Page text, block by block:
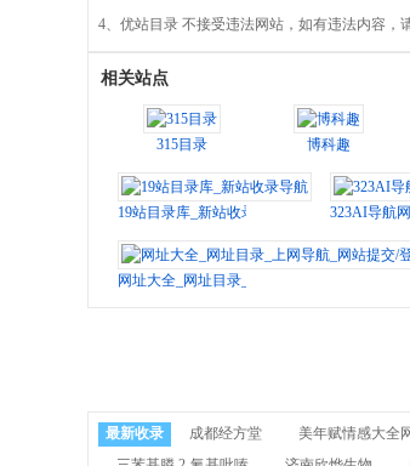
4、优站目录 不接受违法网站，如有违法内容，
相关站点
315目录 博科趣
19站目录库_新站收录导航 323AI导航
网址大全_网址目录_上网导航_网站提交/登录
最新收录 成都经方堂 美年赋情感大全